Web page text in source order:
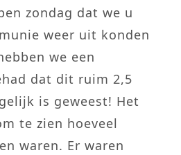
zondag dat we u
weer uit konden
we een
dat dit ruim 2,5
is geweest! Het
te zien hoeveel
waren. Er waren